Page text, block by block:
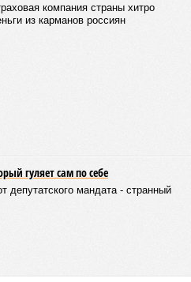
за воду нет, поскольку
безопасности. Лишь через
Моор решился
и отдал распоряжение о
в автоцистернах. И то,
в местном Роспотребнадзоре
так пойдёт дальше, в городе
отвечать перед Москвой
пошли слухи, что Моор
так, то плакать по нему в
Госдумы («Единая